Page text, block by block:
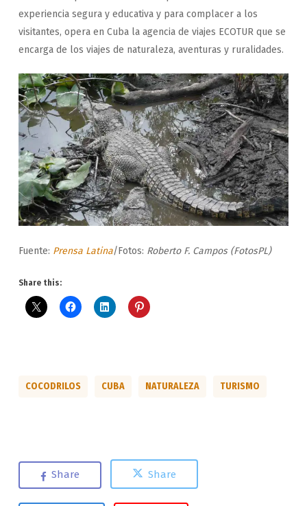
experiencia segura y educativa y para complacer a los
visitantes, opera en Cuba la agencia de viajes ECOTUR que se
encarga de los viajes de naturaleza, aventuras y ruralidades.
Fuente: Prensa Latina/Fotos: Roberto F. Campos (FotosPL)
Share this:
COCODRILOS CUBA NATURALEZA TURISMO
Share Share